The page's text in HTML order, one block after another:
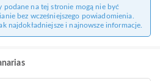
podane na tej stronie mogą nie być
bez wcześniejszego powiadomienia.
najdokładniejsze i najnowsze informacje.